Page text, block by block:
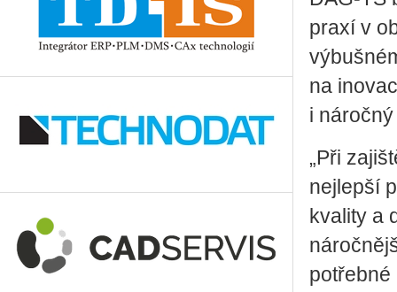
praxí v
na
i
„Při
nejlepší
kvality a